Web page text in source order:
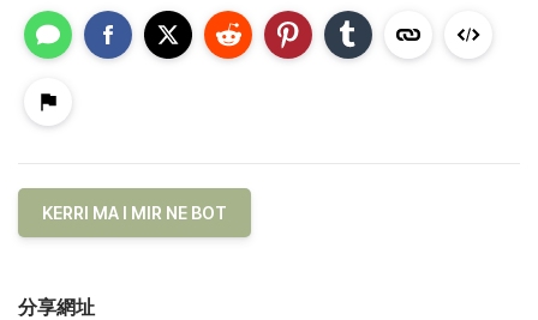
KERRI MA I MIR NE BOT
分享網址